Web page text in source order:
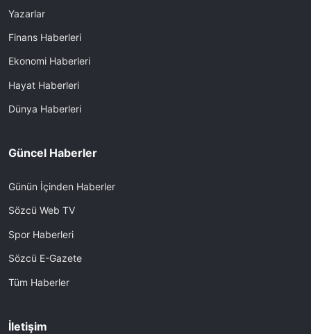
Yazarlar
Finans Haberleri
Ekonomi Haberleri
Hayat Haberleri
Dünya Haberleri
Güncel Haberler
Günün İçinden Haberler
Sözcü Web TV
Spor Haberleri
Sözcü E-Gazete
Tüm Haberler
İletişim